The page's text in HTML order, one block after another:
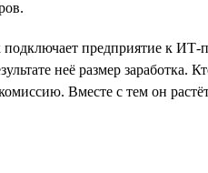
предприятие к ИТ-
неё размер заработка.
Вместе с тем он